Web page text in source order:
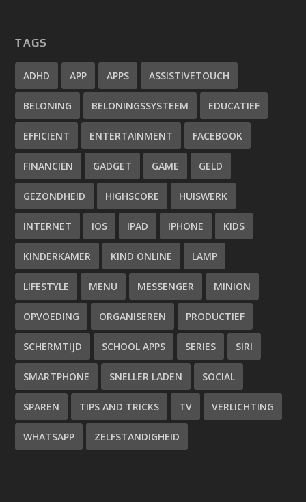
TAGS
ADHD APP APPS ASSISTIVETOUCH
BELONING BELONINGSSYSTEEM EDUCATIEF
EFFICIENT ENTERTAINMENT FACEBOOK
FINANCIËN GADGET GAME GELD
GEZONDHEID HIGHSCORE HUISWERK
INTERNET IOS IPAD IPHONE KIDS
KINDERKAMER KIND ONLINE LAMP
LIFESTYLE MENU MESSENGER MINION
OPVOEDING ORGANISEREN PRODUCTIEF
SCHERMTIJD SCHOOL APPS SERIES SIRI
SMARTPHONE SNELLER LADEN SOCIAL
SPAREN TIPS AND TRICKS TV VERLICHTING
WHATSAPP ZELFSTANDIGHEID